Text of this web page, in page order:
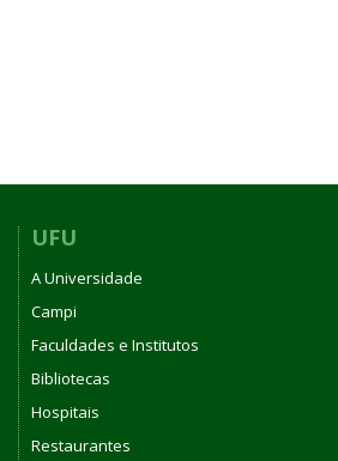
UFU
A Universidade
Campi
Faculdades e Institutos
Bibliotecas
Hospitais
Restaurantes